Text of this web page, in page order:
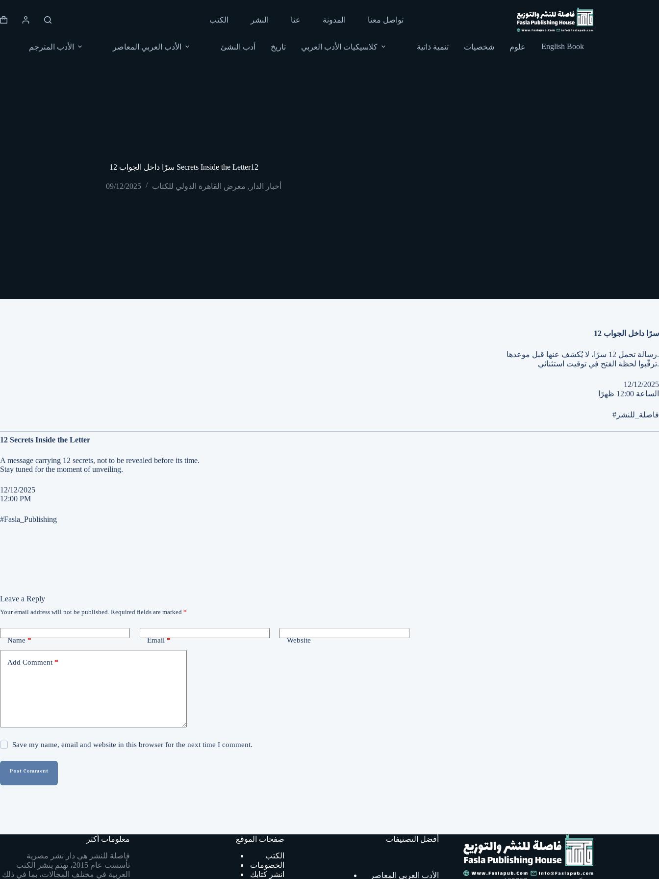
content
Shopping
الكتب النشر عنا المدونة تواصل معنا
الأدب المترجم الأدب العربي المعاصر أدب النشئ تاريخ كلاسيكيات الأدب العربي تنمية ذاتية شخصيات علوم English Book
سرًا داخل الجواب 12 Secrets Inside the Letter12
09/12/2025 أخبار الدار , معرض القاهرة الدولي للكتاب
12 سرًا داخل الجواب
رسالة تحمل 12 سرًا، لا يُكشف عنها قبل موعدها.
ترقّبوا لحظة الفتح في توقيت استثنائي.
12/12/2025
الساعة 12:00 ظهرًا
#فاصلة_للنشر
12 Secrets Inside the Letter
A message carrying 12 secrets, not to be revealed before its time.
Stay tuned for the moment of unveiling.
12/12/2025
12:00 PM
#Fasla_Publishing
Leave a Reply
Your email address will not be published. Required fields are marked *
Name* Email* Website
Add Comment *
Save my name, email and website in this browser for the next time I comment.
Post Comment
معلومات أكثر
فاصلة للنشر هي دار نشر مصرية
تأسست عام 2015، تهتم بنشر الكتب
العربية في مختلف المجالات، بما في ذلك
صفحات الموقع
الكتب
الخصومات
انشر كتابك
أفضل التصنيفات
الأدب العربي المعاصر